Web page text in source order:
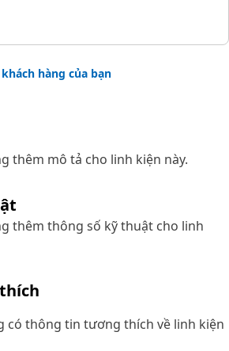
hàng của bạn
thêm mô tả cho linh kiện này.
thêm thông số kỹ thuật cho linh
có thông tin tương thích về linh kiện